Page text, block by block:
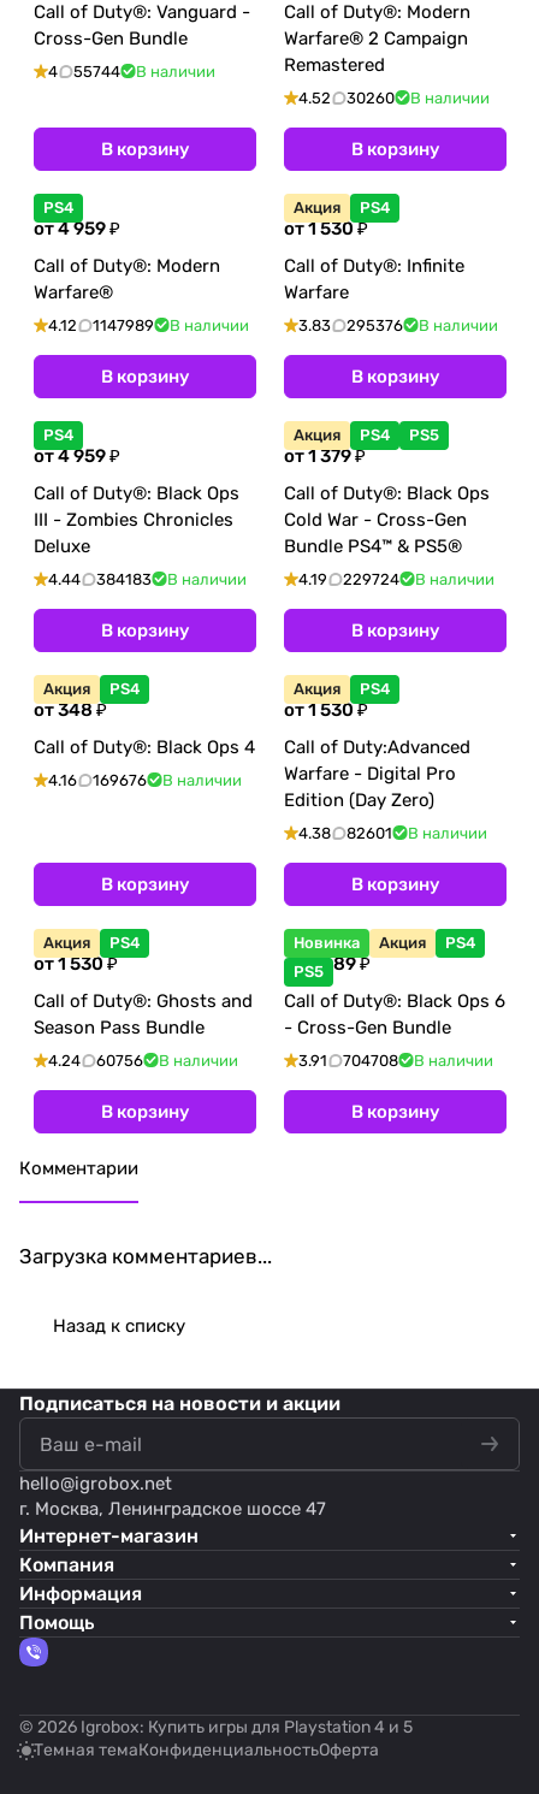
Call of Duty®: Vanguard -
Cross-Gen Bundle
4 55744 В наличии
В корзину
Call of Duty®: Modern
Warfare® 2 Campaign
Remastered
4.52 30260 В наличии
В корзину
PS4
от 4 959 ₽
Call of Duty®: Modern
Warfare®
4.12 1147989 В наличии
В корзину
Акция PS4
от 1 530 ₽
Call of Duty®: Infinite
Warfare
3.83 295376 В наличии
В корзину
PS4
от 4 959 ₽
Call of Duty®: Black Ops
III - Zombies Chronicles
Deluxe
4.44 384183 В наличии
В корзину
Акция PS4 PS5
от 1 379 ₽
Call of Duty®: Black Ops
Cold War - Cross-Gen
Bundle PS4™ & PS5®
4.19 229724 В наличии
В корзину
Акция PS4
от 348 ₽
Call of Duty®: Black Ops 4
4.16 169676 В наличии
В корзину
Акция PS4
от 1 530 ₽
Call of Duty:Advanced
Warfare - Digital Pro
Edition (Day Zero)
4.38 82601 В наличии
В корзину
Акция PS4
от 1 530 ₽
Call of Duty®: Ghosts and
Season Pass Bundle
4.24 60756 В наличии
В корзину
Новинка Акция
PS4
PS5
от 2 689 ₽
Call of Duty®: Black Ops 6
- Cross-Gen Bundle
3.91 704708 В наличии
В корзину
Комментарии
Загрузка комментариев...
Назад к списку
Подписаться на новости и акции
hello@igrobox.net
г. Москва, Ленинградское шоссе 47
Интернет-магазин
Компания
Информация
Помощь
© 2026 Igrobox: Купить игры для Playstation 4 и 5
Темная темаКонфиденциальностьОферта